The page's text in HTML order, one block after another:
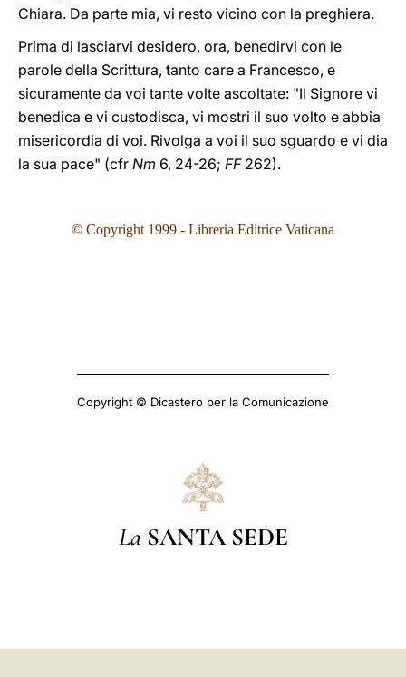
Chiara. Da parte mia, vi resto vicino con la preghiera.
Prima di lasciarvi desidero, ora, benedirvi con le
parole della Scrittura, tanto care a Francesco, e
sicuramente da voi tante volte ascoltate: "Il Signore vi
benedica e vi custodisca, vi mostri il suo volto e abbia
misericordia di voi. Rivolga a voi il suo sguardo e vi dia
la sua pace" (cfr Nm 6, 24-26; FF262).
© Copyright 1999 - Libreria Editrice Vaticana
Copyright © Dicastero per la Comunicazione
La SANTA SEDE